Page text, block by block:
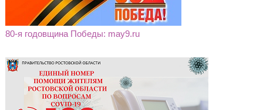
80-я годовщина Победы: may9.ru